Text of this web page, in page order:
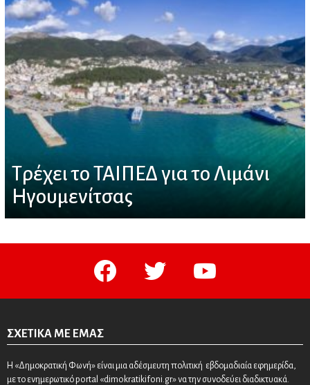
Τρέχει το ΤΑΙΠΕΔ για το Λιμάνι
Ηγουμενίτσας
facebook twitter
ΣΧΕΤΙΚΆ ΜΕ ΕΜΆΣ
Η «Δημοκρατική Φωνή» είναι μια αδέσμευτη πολιτική εβδομαδιαία εφημερίδα,
με το ενημερωτικό portal «dimokratikifoni.gr» να την συνοδεύει διαδικτυακά.